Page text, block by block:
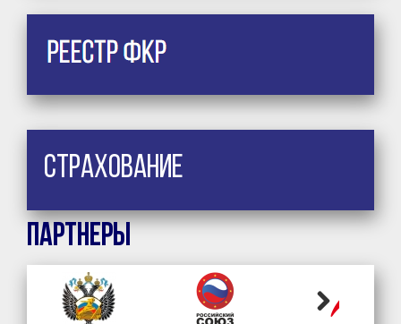
Страхование
Партнеры